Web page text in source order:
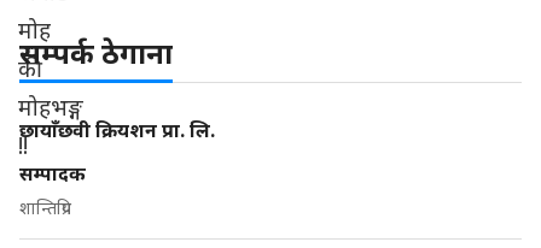
सम्पर्क ठेगाना
छायाँछवी क्रियशन प्रा. लि.
सम्पादक
शान्तिप्रिय